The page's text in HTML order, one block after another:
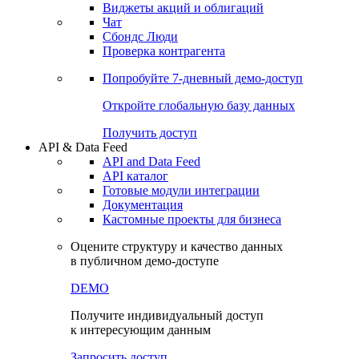
Виджеты акций и облигаций
Чат
Сбондс Люди
Проверка контрагента
Попробуйте 7-дневный демо-доступ
Откройте глобальную базу данных
Получить доступ
API & Data Feed
API and Data Feed
API каталог
Готовые модули интеграции
Документация
Кастомные проекты для бизнеса
Оцените структуру и качество данных
в публичном демо-доступе
DEMO
Получите индивидуальный доступ
к интересующим данным